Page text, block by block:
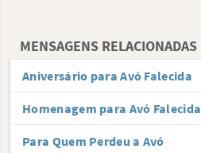
MENSAGENS RELACIONADAS
Aniversário para Avó Falecida
Homenagem para Avó Falecida
Para Quem Perdeu a Avó